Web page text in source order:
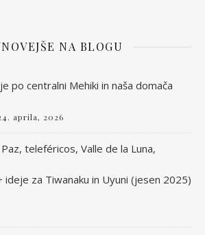
NA BLOGU
po centralni Mehiki in naša domača
aprila, 2026
teleféricos, Valle de la Luna,
ideje za Tiwanaku in Uyuni (jesen 2025)